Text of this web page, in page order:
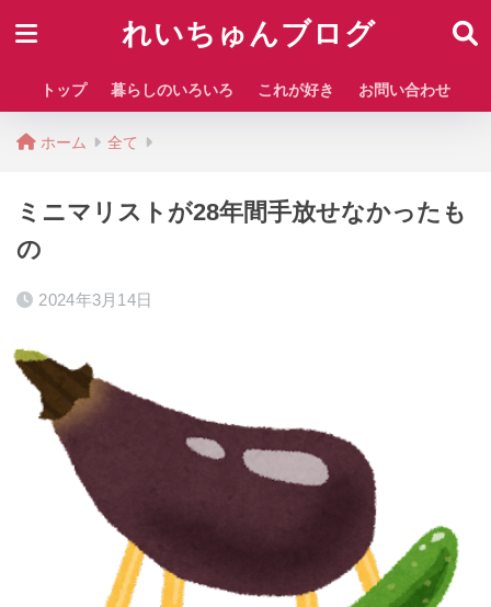
れいちゅんブログ
トップ 暮らしのいろいろ これが好き お問い合わせ
ホーム 全て
ミニマリストが28年間手放せなかったも
の
2024年3月14日